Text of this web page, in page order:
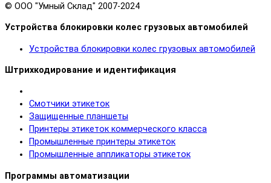
© OOO "Умный Склад" 2007-2024
Устройства блокировки колес грузовых автомобилей
Устройства блокировки колес грузовых автомобилей
Штрихкодирование и идентификация
Смотчики этикеток
Защищенные планшеты
Принтеры этикеток коммерческого класса
Промышленные принтеры этикеток
Промышленные аппликаторы этикеток
Программы автоматизации